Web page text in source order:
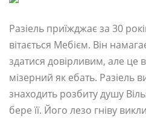
Разіель приїжджає за 30
вітається Мебієм. Він
здатися довірливим, але це
мізерний як ебать. Разіель
знаходить розбиту душу
бере її. Його лезо гніву